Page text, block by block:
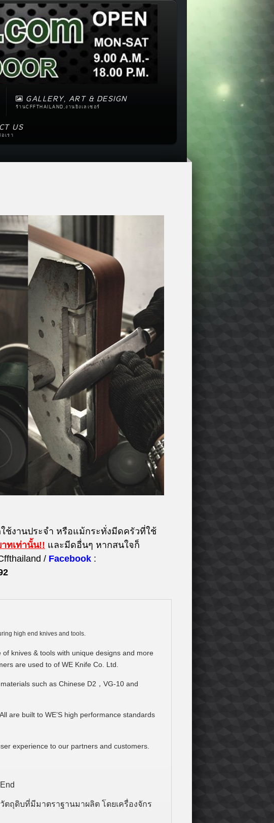
GALLERY, ART & DESIGN
ร้านCFFTHAILAND,งานยิงเลเซอร์
US
เรา
ช้งานประจำ หรือแม้กระทั่งมีดครัวที่ใช้
าทเท่านั้น!! และมีดอื่นๆ หากสนใจก็
/ Facebook :
high end knives and tools.
knives & tools with unique designs and more
are used to of WE Knife Co. Ltd.
such as Chinese D2，VG-10 and
are built to WE’S high performance standards
experience to our partners and customers.
ตถุดิบที่มีมาตราฐานมาผลิต โดยเครื่องจักร